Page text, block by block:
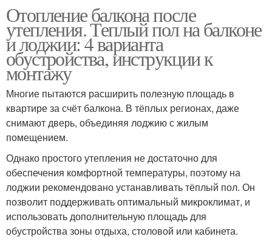
Отопление балкона после
утепления. Теплый пол на балконе
и лоджии: 4 варианта
обустройства, инструкции к
монтажу
Многие пытаются расширить полезную площадь в
квартире за счёт балкона. В тёплых регионах, даже
снимают дверь, объединяя лоджию с жилым
помещением.
Однако простого утепления не достаточно для
обеспечения комфортной температуры, поэтому на
лоджии рекомендовано устанавливать тёплый пол. Он
позволит поддерживать оптимальный микроклимат, и
использовать дополнительную площадь для
обустройства зоны отдыха, столовой или кабинета.